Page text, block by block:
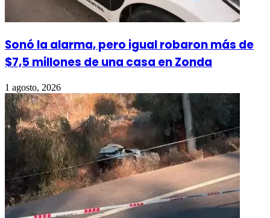
Sonó la alarma, pero igual robaron más de
$7,5 millones de una casa en Zonda
1 agosto, 2026